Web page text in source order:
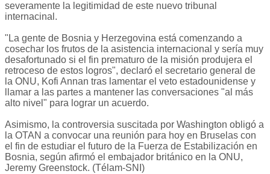
severamente la legitimidad de este nuevo tribunal
internacinal.
"La gente de Bosnia y Herzegovina está comenzando a
cosechar los frutos de la asistencia internacional y sería muy
desafortunado si el fin prematuro de la misión produjera el
retroceso de estos logros", declaró el secretario general de
la ONU, Kofi Annan tras lamentar el veto estadounidense y
llamar a las partes a mantener las conversaciones "al más
alto nivel" para lograr un acuerdo.
Asimismo, la controversia suscitada por Washington obligó a
la OTAN a convocar una reunión para hoy en Bruselas con
el fin de estudiar el futuro de la Fuerza de Estabilización en
Bosnia, según afirmó el embajador británico en la ONU,
Jeremy Greenstock. (Télam-SNI)